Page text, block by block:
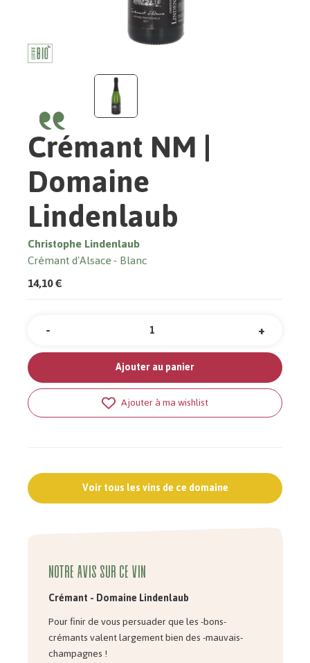
Crémant NM |
Domaine
Lindenlaub
Christophe Lindenlaub
Crémant d'Alsace Blanc
14,10 €
Quantité +
-
Ajouter au panier
Ajouter à ma wishlist
Voir tous les vins de ce domaine
Notre avis sur ce vin
Crémant - Domaine Lindenlaub
Pour finir de vous persuader que les -bons-
crémants valent largement bien des -mauvais-
champagnes !